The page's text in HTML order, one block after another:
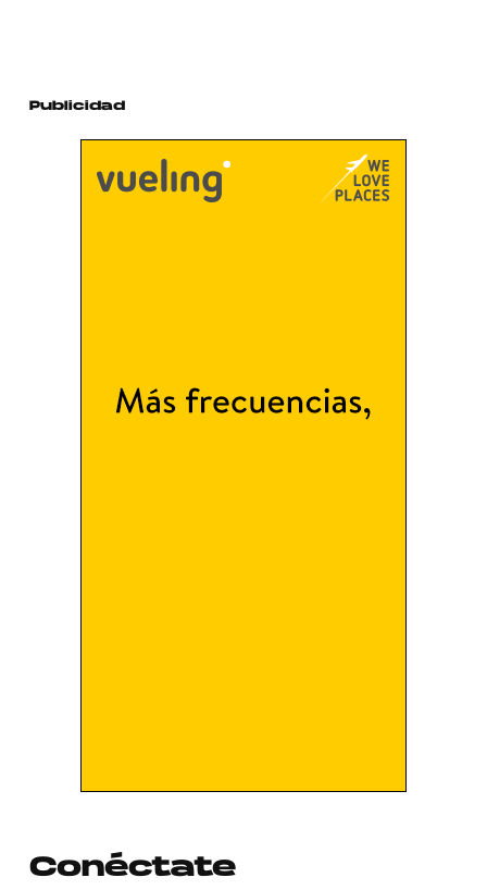
Publicidad
Conéctate